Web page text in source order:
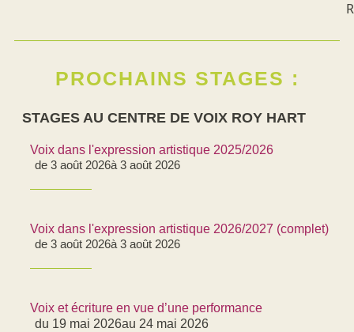
PROCHAINS STAGES :
STAGES AU CENTRE DE VOIX ROY HART
Voix dans l'expression artistique 2025/2026
de 3 août 2026à 3 août 2026
Voix dans l'expression artistique 2026/2027 (complet)
de 3 août 2026à 3 août 2026
Voix et écriture en vue d’une performance
du 19 mai 2026au 24 mai 2026